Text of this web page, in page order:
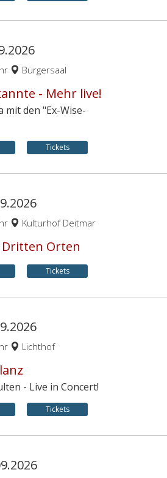
Bürgersaal
- Mehr live!
mit den "Ex-Wise-
Tickets
Kulturhof Deitmar
Orten
Tickets
Lichthof
- Live in Concert!
Tickets